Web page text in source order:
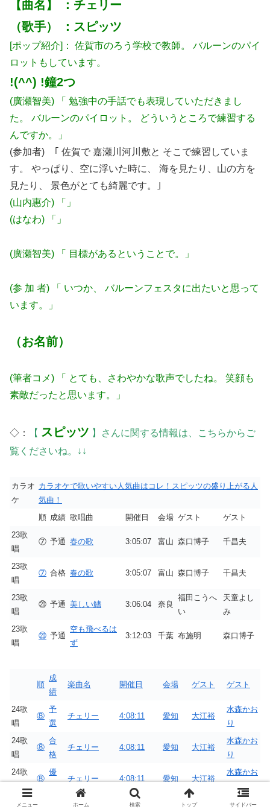
【曲名】 ：チェリー
（歌手） ：スピッツ
[ポップ紹介]： 佐賀市のろう学校で教師。 バルーンのパイ
ロットもしています。
!(^^) !鐘2つ
(廣瀬智美) 「 勉強中の手話でも表現していただきまし
た。 バルーンのパイロット。 どういうところで練習する
んですか。」
(参加者) ｢ 佐賀で 嘉瀬川河川敷と そこで練習していま
す。 やっぱり、空に浮いた時に、 海を見たり、山の方を
見たり、 景色がとても綺麗です。｣
(山内惠介) 「」
(はなわ) 「」
(廣瀬智美) 「 目標があるということで。」
(参 加 者) 「 いつか、 バルーンフェスタに出たいと思って
います。」
（お名前）
(筆者コメ) 「 とても、さわやかな歌声でしたね。 笑顔も
素敵だったと思います。」
◇： 【 スピッツ 】さんに関する情報は、こちらからご
覧くださいね。↓↓
カラオ
ケ
カラオケで歌いやすい人気曲はコレ！スピッツの盛り上がる人
気曲！
順 成績 歌唱曲 開催日 会場 ゲスト
ゲスト
23歌
唱
⑦ 予通 春の歌 3:05:07 富山 森口博子 千昌夫
23歌
唱
⑦ 合格 春の歌 3:05:07 富山 森口博子 千昌夫
23歌
唱
⑳ 予通 美しい鰭 3:06:04 奈良
福田こうへ
い
天童よし
み
23歌
唱
⑳ 予通
空も飛べるは
ず
3:12:03 千葉 布施明 森口博子
順
成
績
楽曲名 開催日 会場 ゲスト ゲスト
24歌
唱
⑧
予
選
チェリー 4:08:11 愛知 大江裕
水森かお
り
24歌
唱
⑧
合
格
チェリー 4:08:11 愛知 大江裕
水森かお
り
24歌
⑧
優
チェリー 4:08:11 愛知 大江裕
水森かお
24歌
チェリー 4:10:06
木村カエ
千昌夫
メニュー ホーム 検索 トップ サイドバー